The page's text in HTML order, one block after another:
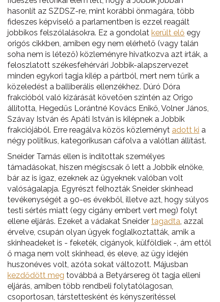
hasonlít az SZDSZ-re, mint korábbi önmagára, több
fideszes képviselő a parlamentben is ezzel reagált
jobbikos felszólalásokra. Ez a gondolat került elő egy
origós cikkben, amiben egy nem elérhető (vagy talán
soha nem is létező) közleményre hivatkozva azt írták, a
feloszlatott székesfehérvári Jobbik-alapszervezet
minden egykori tagja kilép a pártból, mert nem tűrik a
közeledést a balliberális ellenzékhez. Dúró Dóra
frakcióból való kizárását követően szintén az Origo
állította, Hegedűs Lorántné Kovács Enikő, Volner János,
Szávay István és Apáti István is kilépnek a Jobbik
frakciójából. Erre reagálva közös közleményt adott ki a
négy politikus, kategorikusan cáfolva a valótlan állítást.
Sneider Tamás ellen is indítottak személyes
támadásokat, hiszen mégiscsak ő lett a Jobbik elnöke,
bár az is igaz, ezeknek az ügyeknek valóban volt
valóságalapja. Egyrészt felhozták Sneider skinhead
tevékenységét a 90-es évekből, illetve azt, hogy súlyos
testi sértés miatt (egy cigány embert vert meg) folyt
ellene eljárás. Ezeket a vádakat Sneider tagadta , azzal
érvelve, csupán olyan ügyek foglalkoztatták, amik a
skinheadeket is - feketék, cigányok, külföldiek -, ám ettől
ő maga nem volt skinhead, és eleve, az ügy idején
huszonéves volt, azóta sokat változott. Májusban
kezdődött meg továbbá a Betyársereg öt tagja elleni
eljárás, amiben több rendbeli folytatólagosan,
csoportosan, társtettesként és kényszerítéssel